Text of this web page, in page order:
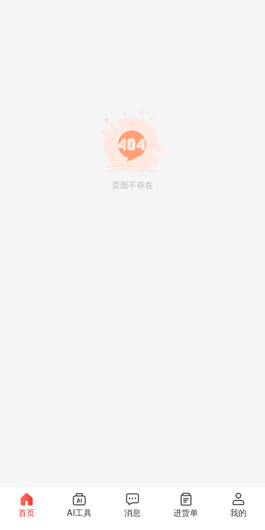
页面不存在
首页 AI工具 消息 进货单 我的